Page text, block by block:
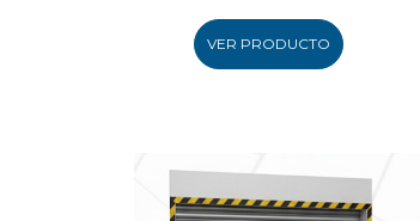
VER PRODUCTO